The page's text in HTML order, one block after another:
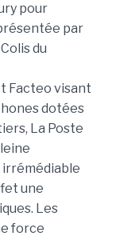
pour
par
du
Facteo visant
dotées
La Poste
irrémédiable
une
Les
force